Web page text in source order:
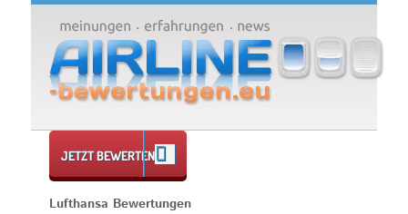
JETZT BEWERTEN
Lufthansa Bewertungen